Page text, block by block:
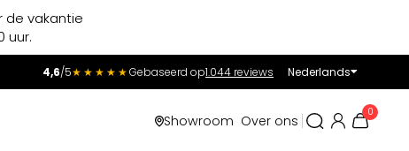
de vakantie
uur.
4,6/5★★★★★Gebaseerd op1.044 reviews Nederlands
Showroom Over ons
0